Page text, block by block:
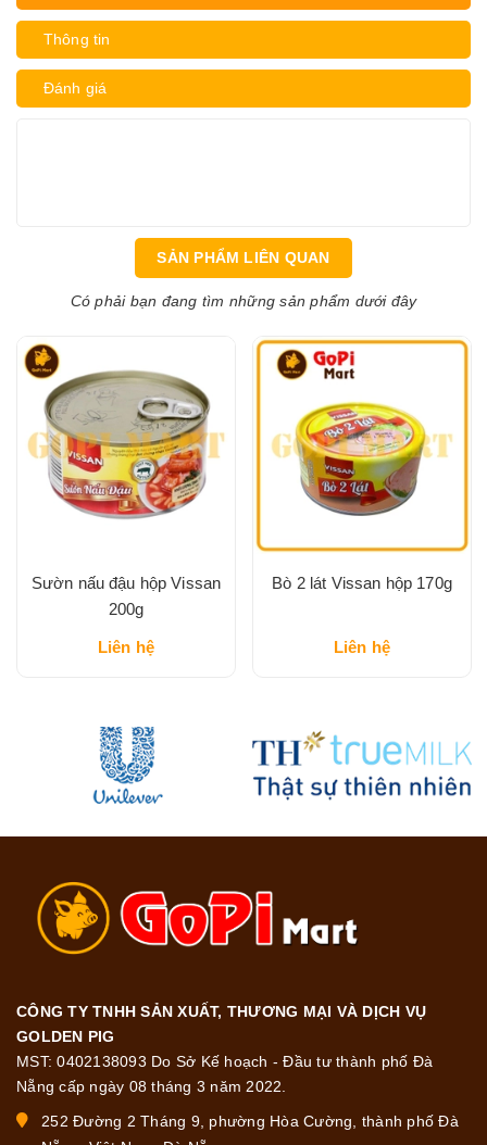
Thông tin
Đánh giá
SẢN PHẨM LIÊN QUAN
Có phải bạn đang tìm những sản phẩm dưới đây
Sườn nấu đậu hộp Vissan
200g
Liên hệ
Bò 2 lát Vissan hộp 170g
Liên hệ
CÔNG TY TNHH SẢN XUẤT, THƯƠNG MẠI VÀ DỊCH VỤ
GOLDEN PIG
MST: 0402138093 Do Sở Kế hoạch - Đầu tư thành phố Đà
Nẵng cấp ngày 08 tháng 3 năm 2022.
252 Đường 2 Tháng 9, phường Hòa Cường, thành phố Đà